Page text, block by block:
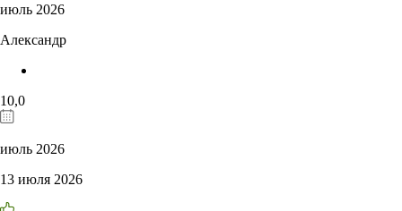
июль 2026
Александр
10,0
июль 2026
13 июля 2026